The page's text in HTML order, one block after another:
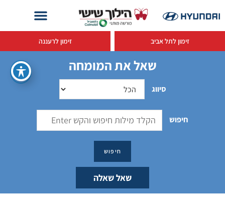
זימון לתל אביב זימון לרעננה
שאל את המומחה
סיווג
חיפוש
שאל שאלה